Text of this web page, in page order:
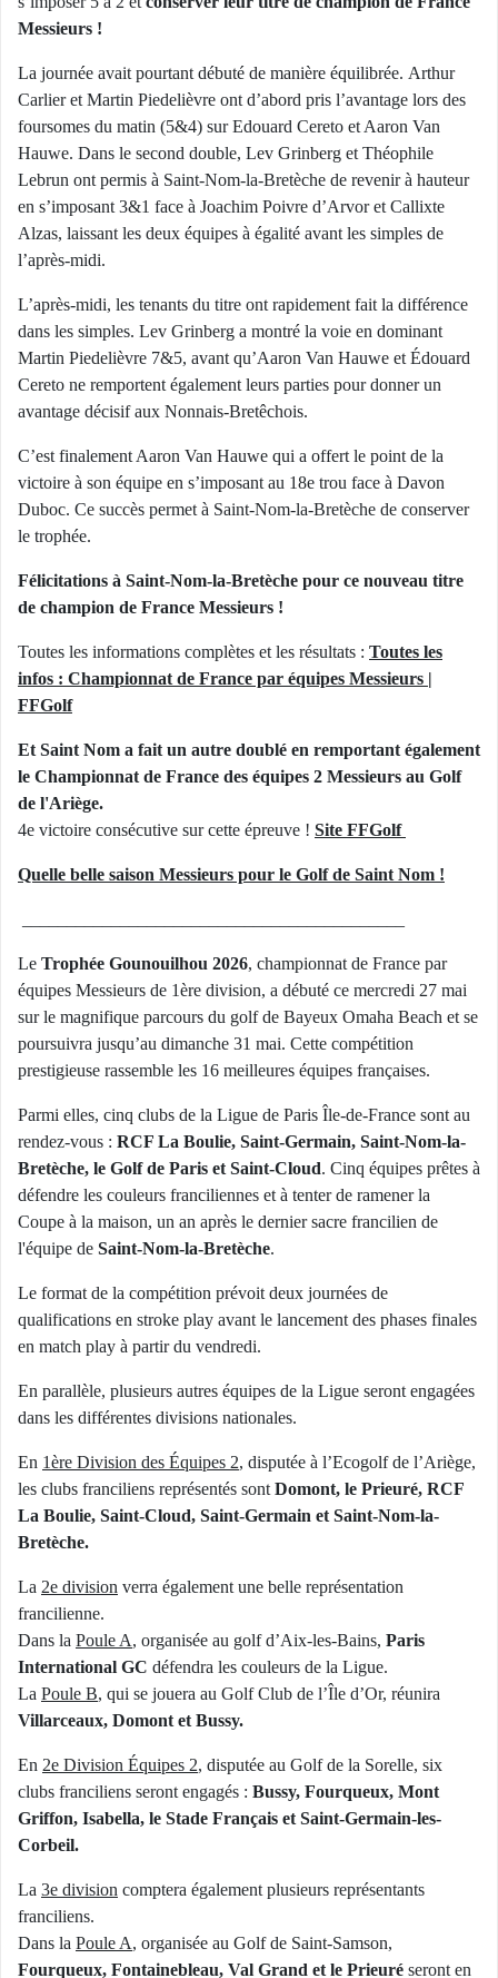
Messieurs !
La journée avait pourtant débuté de manière équilibrée. Arthur
Carlier et Martin Piedelièvre ont d’abord pris l’avantage lors des
foursomes du matin (5&4) sur Edouard Cereto et Aaron Van
Hauwe. Dans le second double, Lev Grinberg et Théophile
Lebrun ont permis à Saint-Nom-la-Bretèche de revenir à hauteur
en s’imposant 3&1 face à Joachim Poivre d’Arvor et Callixte
Alzas, laissant les deux équipes à égalité avant les simples de
l’après-midi.
L’après-midi, les tenants du titre ont rapidement fait la différence
dans les simples. Lev Grinberg a montré la voie en dominant
Martin Piedelièvre 7&5, avant qu’Aaron Van Hauwe et Édouard
Cereto ne remportent également leurs parties pour donner un
avantage décisif aux Nonnais-Bretêchois.
C’est finalement Aaron Van Hauwe qui a offert le point de la
victoire à son équipe en s’imposant au 18e trou face à Davon
Duboc. Ce succès permet à Saint-Nom-la-Bretèche de conserver
le trophée.
Félicitations à Saint-Nom-la-Bretèche pour ce nouveau titre
de champion de France Messieurs !
Toutes les informations complètes et les résultats : Toutes les
infos : Championnat de France par équipes Messieurs |
FFGolf
Et Saint Nom a fait un autre doublé en remportant également
le Championnat de France des équipes 2 Messieurs au Golf
de l'Ariège.
4e victoire consécutive sur cette épreuve ! Site FFGolf
Quelle belle saison Messieurs pour le Golf de Saint Nom !
Le Trophée Gounouilhou 2026, championnat de France par
équipes Messieurs de 1ère division, a débuté ce mercredi 27 mai
sur le magnifique parcours du golf de Bayeux Omaha Beach et se
poursuivra jusqu’au dimanche 31 mai. Cette compétition
prestigieuse rassemble les 16 meilleures équipes françaises.
Parmi elles, cinq clubs de la Ligue de Paris Île-de-France sont au
rendez-vous : RCF La Boulie, Saint-Germain, Saint-Nom-la-
Bretèche, le Golf de Paris et Saint-Cloud. Cinq équipes prêtes à
défendre les couleurs franciliennes et à tenter de ramener la
Coupe à la maison, un an après le dernier sacre francilien de
l'équipe de Saint-Nom-la-Bretèche.
Le format de la compétition prévoit deux journées de
qualifications en stroke play avant le lancement des phases finales
en match play à partir du vendredi.
En parallèle, plusieurs autres équipes de la Ligue seront engagées
dans les différentes divisions nationales.
En 1ère Division des Équipes 2, disputée à l’Ecogolf de l’Ariège,
les clubs franciliens représentés sont Domont, le Prieuré, RCF
La Boulie, Saint-Cloud, Saint-Germain et Saint-Nom-la-
Bretèche.
La 2e division verra également une belle représentation
francilienne.
Dans la Poule A, organisée au golf d’Aix-les-Bains, Paris
International GC défendra les couleurs de la Ligue.
La Poule B, qui se jouera au Golf Club de l’Île d’Or, réunira
Villarceaux, Domont et Bussy.
En 2e Division Équipes 2, disputée au Golf de la Sorelle, six
clubs franciliens seront engagés : Bussy, Fourqueux, Mont
Griffon, Isabella, le Stade Français et Saint-Germain-les-
Corbeil.
La 3e division comptera également plusieurs représentants
franciliens.
Dans la Poule A, organisée au Golf de Saint-Samson,
Fourqueux, Fontainebleau, Val Grand et le Prieuré seront en